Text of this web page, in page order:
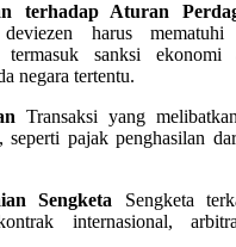
terhadap Aturan
deviezen harus mematuhi
termasuk sanksi
negara tertentu.
Transaksi yang
seperti pajak penghasilan
Sengketa Sengketa
internasional,